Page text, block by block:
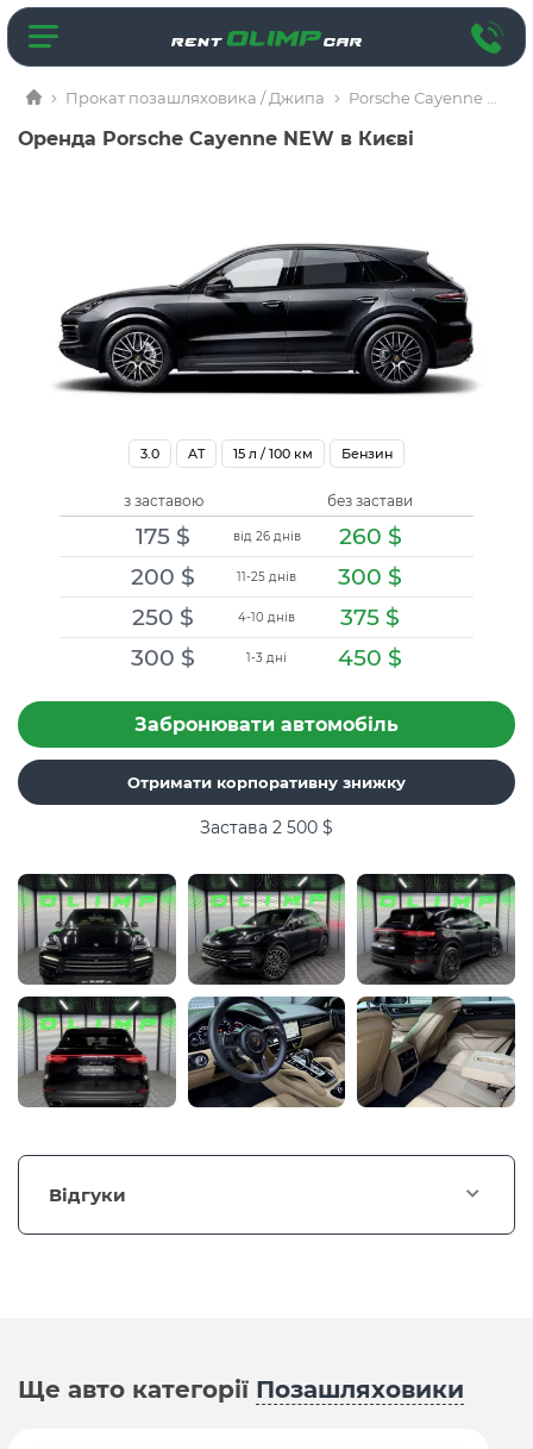
Прокат позашляховика / Джипа Porsche Cayenne NEW
Оренда Porsche Cayenne NEW в Києві
3.0 AT 15 л / 100 км Бензин
з заставою без застави
від 26 днів
175 $ 260 $
11-25 днів
200 $ 300 $
4-10 днів
250 $ 375 $
1-3 дні
300 $ 450 $
Забронювати автомобіль
Отримати корпоративну знижку
Застава 2 500 $
Відгуки
Ще авто категорії Позашляховики